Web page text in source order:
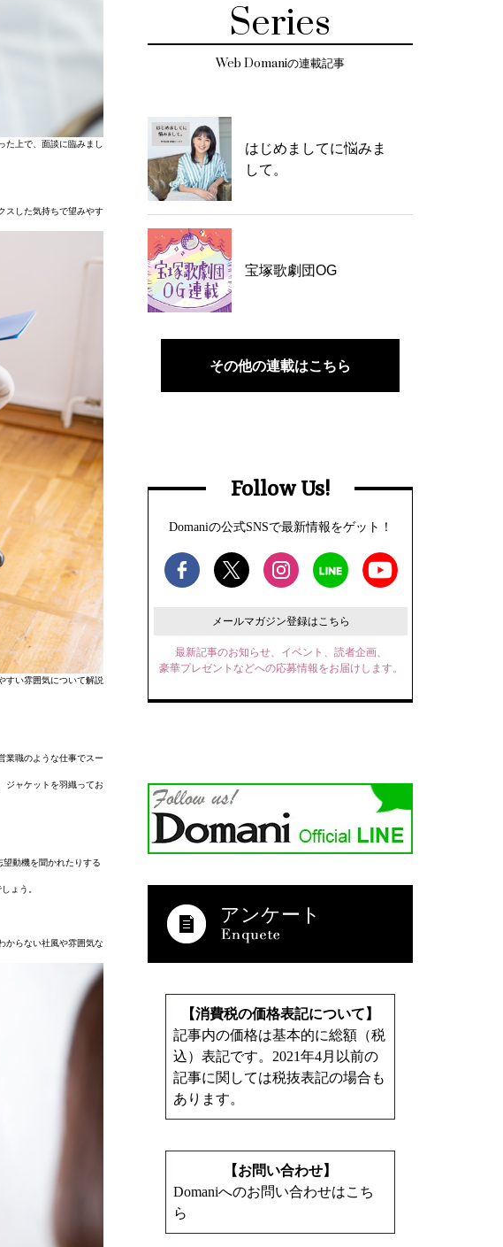
た上で、面談に臨みまし
スした気持ちで望みやす
すい雰囲気について解説
業職のような仕事でスー
ジャケットを羽織ってお
動機を聞かれたりする
ょう。
からない社風や雰囲気な
Series
Web Domaniの連載記事
はじめましてに悩みま
して。
宝塚歌劇団OG
その他の連載はこちら
Follow Us!
Domaniの公式SNSで最新情報をゲット！
メールマガジン登録はこちら
最新記事のお知らせ、イベント、読者企画、
豪華プレゼントなどへの応募情報をお届けします。
アンケート
【消費税の価格表記について】
記事内の価格は基本的に総額（税
込）表記です。2021年4月以前の
記事に関しては税抜表記の場合も
あります。
【お問い合わせ】
Domaniへのお問い合わせはこち
ら